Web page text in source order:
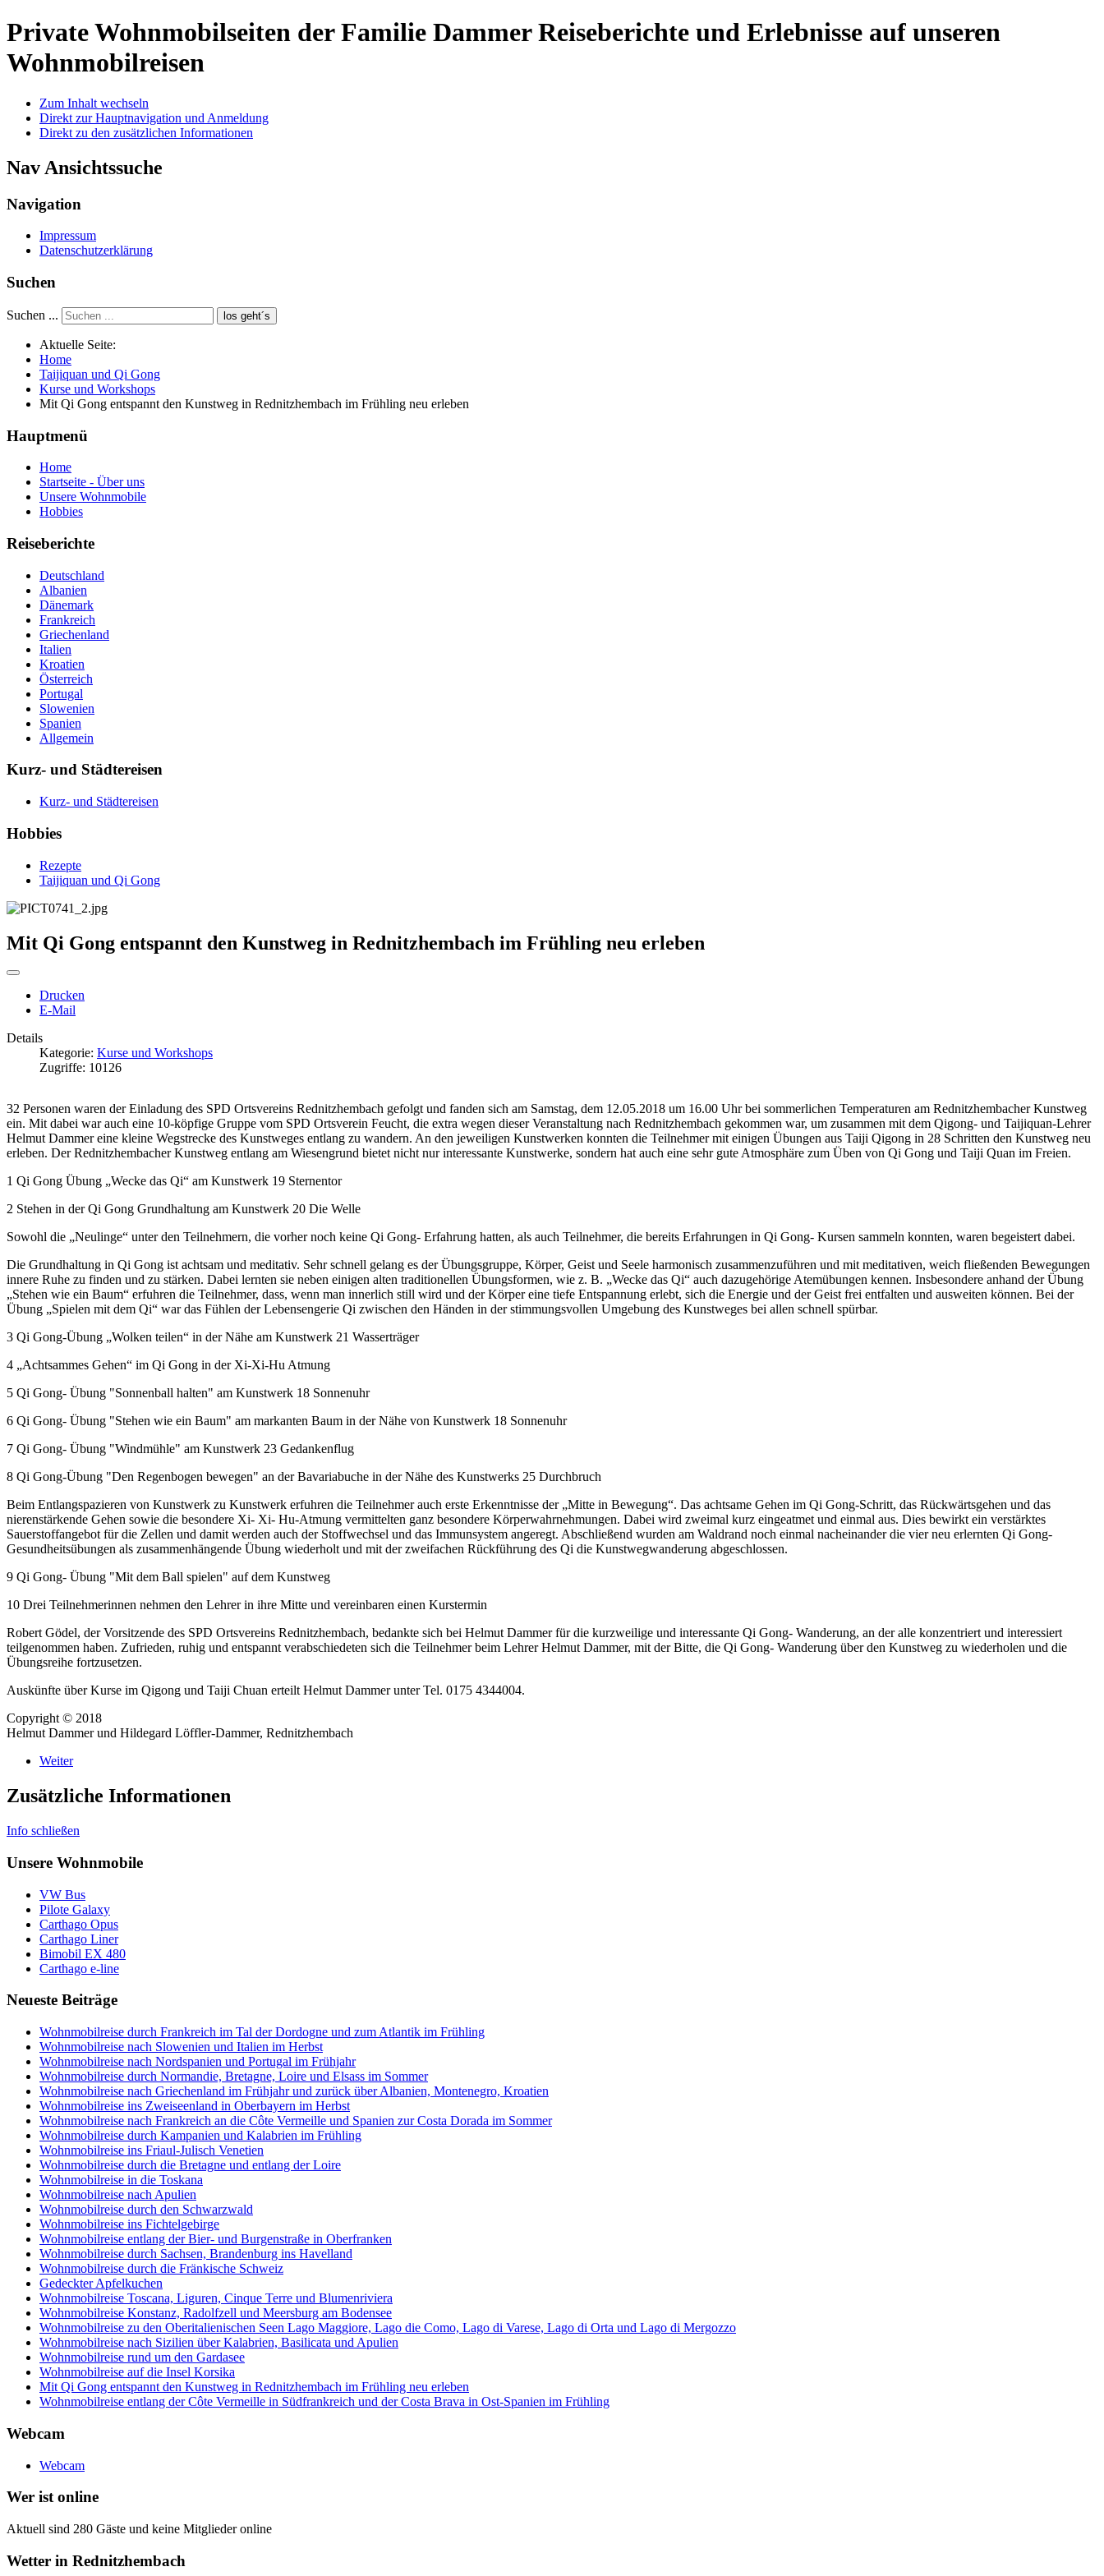
Private Wohnmobilseiten der Familie DammerReiseberichte und Erlebnisse auf unseren
Wohnmobilreisen
Zum Inhalt wechseln
Direkt zur Hauptnavigation und Anmeldung
Direkt zu den zusätzlichen Informationen
Nav Ansichtssuche
Navigation
Impressum
Datenschutzerklärung
Suchen
Suchen ... los geht´s
Aktuelle Seite:
Home
Taijiquan und Qi Gong
Kurse und Workshops
Mit Qi Gong entspannt den Kunstweg in Rednitzhembach im Frühling neu erleben
Hauptmenü
Home
Startseite - Über uns
Unsere Wohnmobile
Hobbies
Reiseberichte
Deutschland
Albanien
Dänemark
Frankreich
Griechenland
Italien
Kroatien
Österreich
Portugal
Slowenien
Spanien
Allgemein
Kurz- und Städtereisen
Kurz- und Städtereisen
Hobbies
Rezepte
Taijiquan und Qi Gong
Mit Qi Gong entspannt den Kunstweg in Rednitzhembach im Frühling neu erleben
Drucken
E-Mail
Details
Kategorie: Kurse und Workshops
Zugriffe: 10126
32 Personen waren der Einladung des SPD Ortsvereins Rednitzhembach gefolgt und fanden sich am Samstag, dem 12.05.2018 um 16.00 Uhr bei sommerlichen Temperaturen am Rednitzhembacher Kunstweg
ein. Mit dabei war auch eine 10-köpfige Gruppe vom SPD Ortsverein Feucht, die extra wegen dieser Veranstaltung nach Rednitzhembach gekommen war, um zusammen mit dem Qigong- und Taijiquan-Lehrer
Helmut Dammer eine kleine Wegstrecke des Kunstweges entlang zu wandern. An den jeweiligen Kunstwerken konnten die Teilnehmer mit einigen Übungen aus Taiji Qigong in 28 Schritten den Kunstweg neu
erleben. Der Rednitzhembacher Kunstweg entlang am Wiesengrund bietet nicht nur interessante Kunstwerke, sondern hat auch eine sehr gute Atmosphäre zum Üben von Qi Gong und Taiji Quan im Freien.
1 Qi Gong Übung „Wecke das Qi“ am Kunstwerk 19 Sternentor
2 Stehen in der Qi Gong Grundhaltung am Kunstwerk 20 Die Welle
Sowohl die „Neulinge“ unter den Teilnehmern, die vorher noch keine Qi Gong- Erfahrung hatten, als auch Teilnehmer, die bereits Erfahrungen in Qi Gong- Kursen sammeln konnten, waren begeistert dabei.
Die Grundhaltung in Qi Gong ist achtsam und meditativ. Sehr schnell gelang es der Übungsgruppe, Körper, Geist und Seele harmonisch zusammenzuführen und mit meditativen, weich fließenden Bewegungen
innere Ruhe zu finden und zu stärken. Dabei lernten sie neben einigen alten traditionellen Übungsformen, wie z. B. „Wecke das Qi“ auch dazugehörige Atemübungen kennen. Insbesondere anhand der Übung
„Stehen wie ein Baum“ erfuhren die Teilnehmer, dass, wenn man innerlich still wird und der Körper eine tiefe Entspannung erlebt, sich die Energie und der Geist frei entfalten und ausweiten können. Bei der
Übung „Spielen mit dem Qi“ war das Fühlen der Lebensengerie Qi zwischen den Händen in der stimmungsvollen Umgebung des Kunstweges bei allen schnell spürbar.
3 Qi Gong-Übung „Wolken teilen“ in der Nähe am Kunstwerk 21 Wasserträger
4 „Achtsammes Gehen“ im Qi Gong in der Xi-Xi-Hu Atmung
5 Qi Gong- Übung "Sonnenball halten" am Kunstwerk 18 Sonnenuhr
6 Qi Gong- Übung "Stehen wie ein Baum" am markanten Baum in der Nähe von Kunstwerk 18 Sonnenuhr
7 Qi Gong- Übung "Windmühle" am Kunstwerk 23 Gedankenflug
8 Qi Gong-Übung "Den Regenbogen bewegen" an der Bavariabuche in der Nähe des Kunstwerks 25 Durchbruch
Beim Entlangspazieren von Kunstwerk zu Kunstwerk erfuhren die Teilnehmer auch erste Erkenntnisse der „Mitte in Bewegung“. Das achtsame Gehen im Qi Gong-Schritt, das Rückwärtsgehen und das
nierenstärkende Gehen sowie die besondere Xi- Xi- Hu-Atmung vermittelten ganz besondere Körperwahrnehmungen. Dabei wird zweimal kurz eingeatmet und einmal aus. Dies bewirkt ein verstärktes
Sauerstoffangebot für die Zellen und damit werden auch der Stoffwechsel und das Immunsystem angeregt. Abschließend wurden am Waldrand noch einmal nacheinander die vier neu erlernten Qi Gong-
Gesundheitsübungen als zusammenhängende Übung wiederholt und mit der zweifachen Rückführung des Qi die Kunstwegwanderung abgeschlossen.
9 Qi Gong- Übung "Mit dem Ball spielen" auf dem Kunstweg
10 Drei Teilnehmerinnen nehmen den Lehrer in ihre Mitte und vereinbaren einen Kurstermin
Robert Gödel, der Vorsitzende des SPD Ortsvereins Rednitzhembach, bedankte sich bei Helmut Dammer für die kurzweilige und interessante Qi Gong- Wanderung, an der alle konzentriert und interessiert
teilgenommen haben. Zufrieden, ruhig und entspannt verabschiedeten sich die Teilnehmer beim Lehrer Helmut Dammer, mit der Bitte, die Qi Gong- Wanderung über den Kunstweg zu wiederholen und die
Übungsreihe fortzusetzen.
Auskünfte über Kurse im Qigong und Taiji Chuan erteilt Helmut Dammer unter Tel. 0175 4344004.
Copyright © 2018
Helmut Dammer und Hildegard Löffler-Dammer, Rednitzhembach
Weiter
Zusätzliche Informationen
Info schließen
Unsere Wohnmobile
VW Bus
Pilote Galaxy
Carthago Opus
Carthago Liner
Bimobil EX 480
Carthago e-line
Neueste Beiträge
Wohnmobilreise durch Frankreich im Tal der Dordogne und zum Atlantik im Frühling
Wohnmobilreise nach Slowenien und Italien im Herbst
Wohnmobilreise nach Nordspanien und Portugal im Frühjahr
Wohnmobilreise durch Normandie, Bretagne, Loire und Elsass im Sommer
Wohnmobilreise nach Griechenland im Frühjahr und zurück über Albanien, Montenegro, Kroatien
Wohnmobilreise ins Zweiseenland in Oberbayern im Herbst
Wohnmobilreise nach Frankreich an die Côte Vermeille und Spanien zur Costa Dorada im Sommer
Wohnmobilreise durch Kampanien und Kalabrien im Frühling
Wohnmobilreise ins Friaul-Julisch Venetien
Wohnmobilreise durch die Bretagne und entlang der Loire
Wohnmobilreise in die Toskana
Wohnmobilreise nach Apulien
Wohnmobilreise durch den Schwarzwald
Wohnmobilreise ins Fichtelgebirge
Wohnmobilreise entlang der Bier- und Burgenstraße in Oberfranken
Wohnmobilreise durch Sachsen, Brandenburg ins Havelland
Wohnmobilreise durch die Fränkische Schweiz
Gedeckter Apfelkuchen
Wohnmobilreise Toscana, Liguren, Cinque Terre und Blumenriviera
Wohnmobilreise Konstanz, Radolfzell und Meersburg am Bodensee
Wohnmobilreise zu den Oberitalienischen Seen Lago Maggiore, Lago die Como, Lago di Varese, Lago di Orta und Lago di Mergozzo
Wohnmobilreise nach Sizilien über Kalabrien, Basilicata und Apulien
Wohnmobilreise rund um den Gardasee
Wohnmobilreise auf die Insel Korsika
Mit Qi Gong entspannt den Kunstweg in Rednitzhembach im Frühling neu erleben
Wohnmobilreise entlang der Côte Vermeille in Südfrankreich und der Costa Brava in Ost-Spanien im Frühling
Webcam
Webcam
Wer ist online
Aktuell sind 280 Gäste und keine Mitglieder online
Wetter in Rednitzhembach